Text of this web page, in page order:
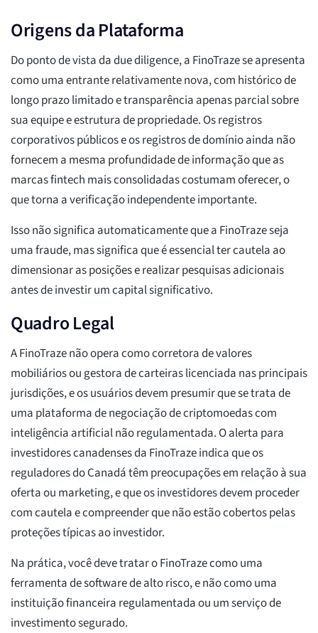
Origens da Plataforma
Do ponto de vista da due diligence, a FinoTraze se apresenta
como uma entrante relativamente nova, com histórico de
longo prazo limitado e transparência apenas parcial sobre
sua equipe e estrutura de propriedade. Os registros
corporativos públicos e os registros de domínio ainda não
fornecem a mesma profundidade de informação que as
marcas fintech mais consolidadas costumam oferecer, o
que torna a verificação independente importante.
Isso não significa automaticamente que a FinoTraze seja
uma fraude, mas significa que é essencial ter cautela ao
dimensionar as posições e realizar pesquisas adicionais
antes de investir um capital significativo.
Quadro Legal
A FinoTraze não opera como corretora de valores
mobiliários ou gestora de carteiras licenciada nas principais
jurisdições, e os usuários devem presumir que se trata de
uma plataforma de negociação de criptomoedas com
inteligência artificial não regulamentada. O alerta para
investidores canadenses da FinoTraze indica que os
reguladores do Canadá têm preocupações em relação à sua
oferta ou marketing, e que os investidores devem proceder
com cautela e compreender que não estão cobertos pelas
proteções típicas ao investidor.
Na prática, você deve tratar o FinoTraze como uma
ferramenta de software de alto risco, e não como uma
instituição financeira regulamentada ou um serviço de
investimento segurado.